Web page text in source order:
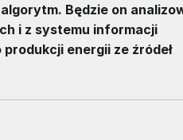
Będzie on
i z systemu informacji
energii ze źródeł